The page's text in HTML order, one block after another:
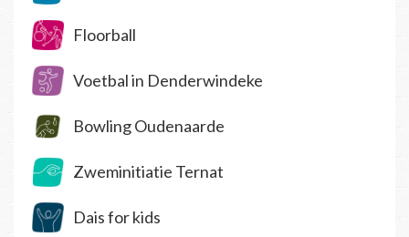
Floorball
Voetbal in Denderwindeke
Bowling Oudenaarde
Zweminitiatie Ternat
Dais for kids